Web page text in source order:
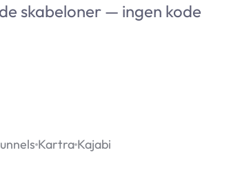
skabeloner — ingen kode
Kartra Kajabi